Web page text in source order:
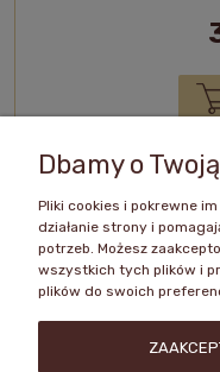
« 1
Dbamy o
Pliki cookies i pokrewne
działanie strony i
potrzeb. Możesz
wszystkich tych plików i
plików do swoich